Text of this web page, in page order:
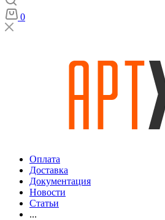
0
Оплата
Доставка
Документация
Новости
Статьи
...